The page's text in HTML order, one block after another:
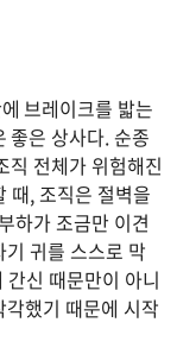
브레이크를 밟는
좋은 상사다. 순종
직 전체가 위험해진
때, 조직은 절벽을
하가 조금만 이견
귀를 스스로 막
신 때문만이 아니
했기 때문에 시작